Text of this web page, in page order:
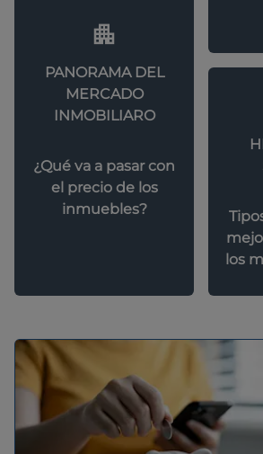
PANORAMA DEL
MERCADO
INMOBILIARO
¿Qué va a pasar con
el precio de los
inmuebles?
los